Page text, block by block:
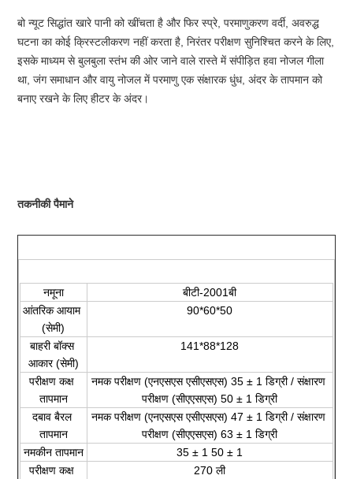
बो न्यूट सिद्धांत खारे पानी को खींचता है और फिर स्प्रे, परमाणुकरण वर्दी, अवरुद्ध
घटना का कोई क्रिस्टलीकरण नहीं करता है, निरंतर परीक्षण सुनिश्चित करने के लिए,
इसके माध्यम से बुलबुला स्तंभ की ओर जाने वाले रास्ते में संपीड़ित हवा नोजल गीला
था, जंग समाधान और वायु नोजल में परमाणु एक संक्षारक धुंध, अंदर के तापमान को
बनाए रखने के लिए हीटर के अंदर।
तकनीकी पैमाने
नमूना
बीटी-2001बी
आंतरिक आयाम
(सेमी)
90*60*50
बाहरी बॉक्स
आकार (सेमी)
141*88*128
परीक्षण कक्ष
तापमान
नमक परीक्षण (एनएसएस एसीएसएस) 35 ± 1 डिग्री / संक्षारण
परीक्षण (सीएएसएस) 50 ± 1 डिग्री
दबाव बैरल
तापमान
नमक परीक्षण (एनएसएस एसीएसएस) 47 ± 1 डिग्री / संक्षारण
परीक्षण (सीएएसएस) 63 ± 1 डिग्री
नमकीन तापमान
35 ± 1 50 ± 1
परीक्षण कक्ष
270 ली